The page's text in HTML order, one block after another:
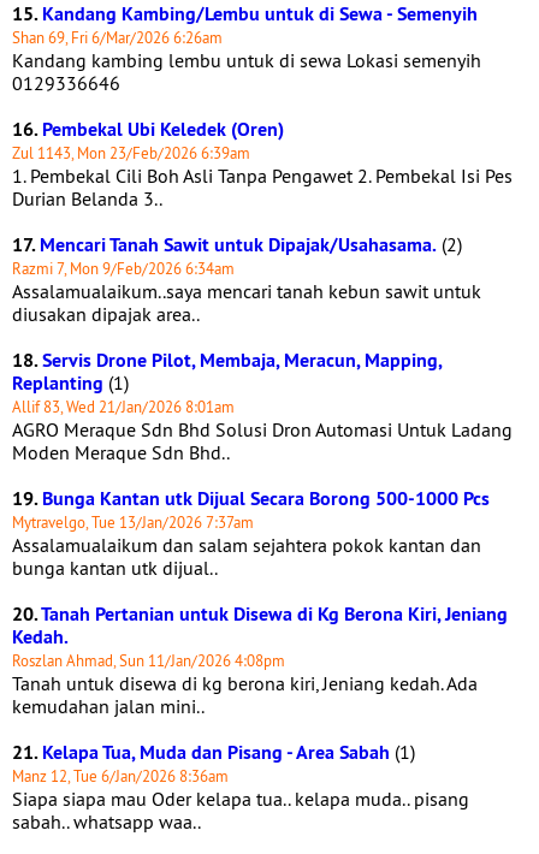
15.Kandang Kambing/Lembu untuk di Sewa - Semenyih
Shan 69, Fri 6/Mar/2026 6:26am
Kandang kambing lembu untuk di sewa Lokasi semenyih
0129336646
16.Pembekal Ubi Keledek (Oren)
Zul 1143, Mon 23/Feb/2026 6:39am
1. Pembekal Cili Boh Asli Tanpa Pengawet 2. Pembekal Isi Pes
Durian Belanda 3..
17.Mencari Tanah Sawit untuk Dipajak/Usahasama. (2)
Razmi 7, Mon 9/Feb/2026 6:34am
Assalamualaikum..saya mencari tanah kebun sawit untuk
diusakan dipajak area..
18.Servis Drone Pilot, Membaja, Meracun, Mapping,
Replanting (1)
Allif 83, Wed 21/Jan/2026 8:01am
AGRO Meraque Sdn Bhd Solusi Dron Automasi Untuk Ladang
Moden Meraque Sdn Bhd..
19.Bunga Kantan utk Dijual Secara Borong 500-1000 Pcs
Mytravelgo, Tue 13/Jan/2026 7:37am
Assalamualaikum dan salam sejahtera pokok kantan dan
bunga kantan utk dijual..
20.Tanah Pertanian untuk Disewa di Kg Berona Kiri, Jeniang
Kedah.
Roszlan Ahmad, Sun 11/Jan/2026 4:08pm
Tanah untuk disewa di kg berona kiri, Jeniang kedah. Ada
kemudahan jalan mini..
21.Kelapa Tua, Muda dan Pisang - Area Sabah (1)
Manz 12, Tue 6/Jan/2026 8:36am
Siapa siapa mau Oder kelapa tua.. kelapa muda.. pisang
sabah.. whatsapp waa..